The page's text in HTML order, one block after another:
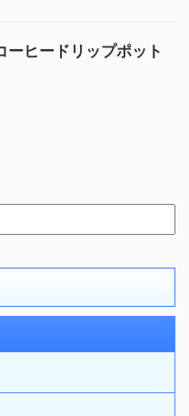
ーヒードリップポット